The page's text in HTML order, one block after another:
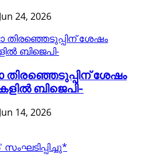
Jun 24, 2026
ശേഷം
ബിജെപി-
Jun 14, 2026